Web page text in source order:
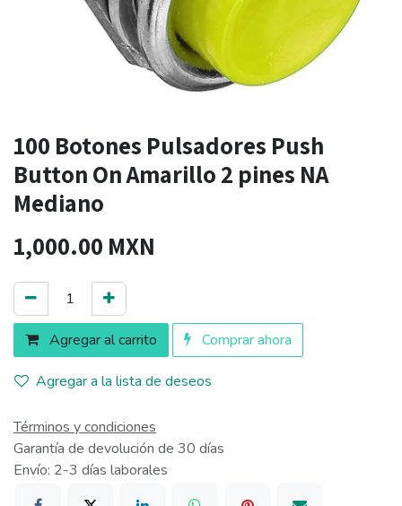
100 Botones Pulsadores Push
Button On Amarillo 2 pines NA
Mediano
1,000.00 MXN
Agregar al carrito Comprar ahora
Agregar a la lista de deseos
Términos y condiciones
Garantía de devolución de 30 días
Envío: 2-3 días laborales